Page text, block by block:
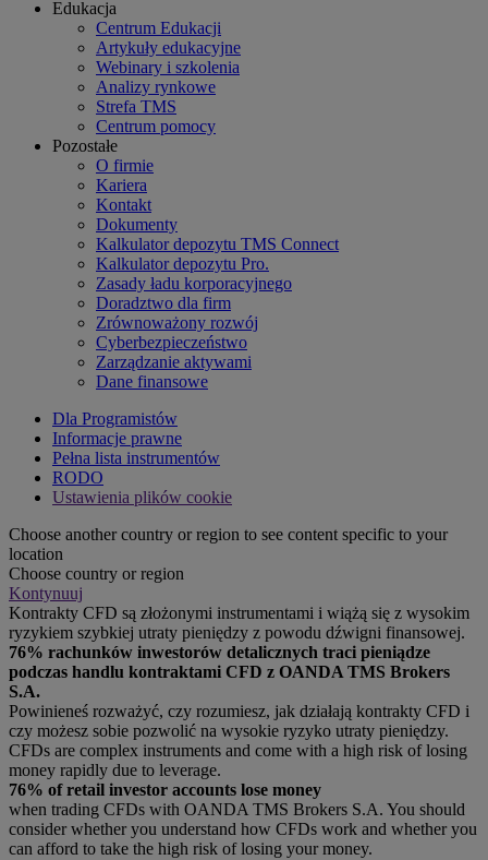
Edukacja
Centrum Edukacji
Artykuły edukacyjne
Webinary i szkolenia
Analizy rynkowe
Strefa TMS
Centrum pomocy
Pozostałe
O firmie
Kariera
Kontakt
Dokumenty
Kalkulator depozytu TMS Connect
Kalkulator depozytu Pro.
Zasady ładu korporacyjnego
Doradztwo dla firm
Zrównoważony rozwój
Cyberbezpieczeństwo
Zarządzanie aktywami
Dane finansowe
Dla Programistów
Informacje prawne
Pełna lista instrumentów
RODO
Ustawienia plików cookie
Choose another country or region to see content specific to your
location
Choose country or region
Kontynuuj
Kontrakty CFD są złożonymi instrumentami i wiążą się z wysokim
ryzykiem szybkiej utraty pieniędzy z powodu dźwigni finansowej.
76% rachunków inwestorów detalicznych traci pieniądze
podczas handlu kontraktami CFD z OANDA TMS Brokers
S.A.
Powinieneś rozważyć, czy rozumiesz, jak działają kontrakty CFD i
czy możesz sobie pozwolić na wysokie ryzyko utraty pieniędzy.
CFDs are complex instruments and come with a high risk of losing
money rapidly due to leverage.
76% of retail investor accounts lose money
when trading CFDs with OANDA TMS Brokers S.A. You should
consider whether you understand how CFDs work and whether you
can afford to take the high risk of losing your money.